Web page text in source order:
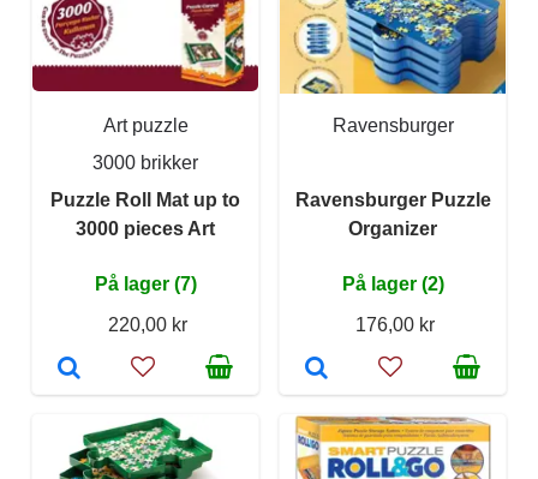
Art puzzle
3000 brikker
Puzzle Roll Mat up to
3000 pieces Art
På lager (7)
220,00 kr
Ravensburger
Ravensburger Puzzle
Organizer
På lager (2)
176,00 kr